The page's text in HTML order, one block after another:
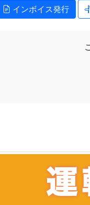
インボイス発行